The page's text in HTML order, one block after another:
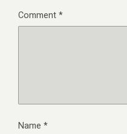
Comment*
Name *